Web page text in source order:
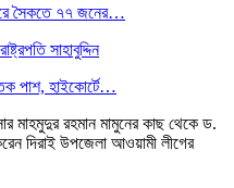
সৈকতে ৭৭ জনের…
সাহাবুদ্দিন
পাশ, হাইকোর্টে…
মাহমুদুর রহমান মামুনের কাছ থেকে ড.
দিরাই উপজেলা আওয়ামী লীগের